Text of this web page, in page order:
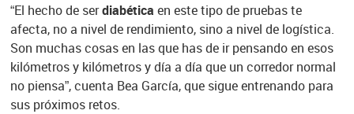
“El hecho de serdiabética en este tipo de pruebas te
afecta, no a nivel de rendimiento, sino a nivel de logística.
Son muchas cosas en las que has de ir pensando en esos
kilómetros y kilómetros y día a día que un corredor normal
no piensa”, cuenta Bea García, que sigue entrenando para
sus próximos retos.